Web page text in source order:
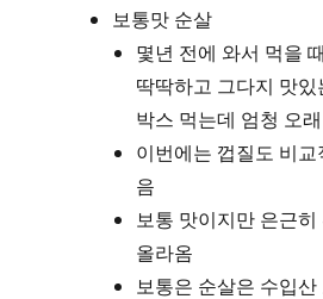
보통맛 순살
몇년 전에 와서 먹을
딱딱하고 그다지 맛
박스 먹는데 엄청 오
이번에는 껍질도 비
음
보통 맛이지만 은근
올라옴
보통은 순살은 수입